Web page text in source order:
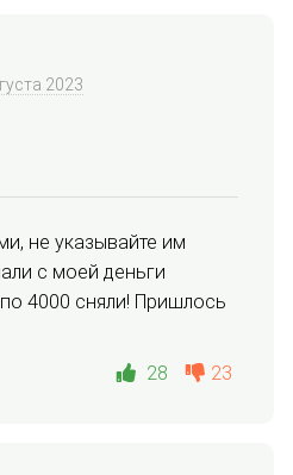
2023
не указывайте им
с моей деньги
4000 сняли! Пришлось
28
23